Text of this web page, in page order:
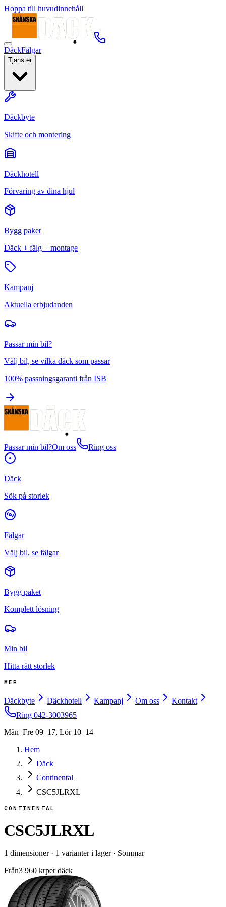
Hoppa till huvudinnehåll
DäckFälgar
Tjänster
Däckbyte
Skifte och montering
Däckhotell
Förvaring av dina hjul
Bygg paket
Däck + fälg + montage
Kampanj
Aktuella erbjudanden
Passar min bil?
Välj bil, se vilka däck som passar
100% passningsgaranti från ISB
Passar min bil?Om oss Ring oss
Däck
Sök på storlek
Fälgar
Välj bil, se fälgar
Bygg paket
Komplett lösning
Min bil
Hitta rätt storlek
MER
Däckbyte Däckhotell Kampanj Om oss
Kontakt
Ring 042-3003965
Mån–Fre 09–17, Lör 10–14
Hem
Däck
Continental
CSC5JLRXL
CONTINENTAL
CSC5JLRXL
1 dimensioner· 1 varianter i lager· Sommar
Från3 960 krper däck